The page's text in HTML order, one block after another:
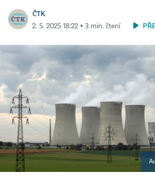
ČTK
2. 5. 2025 18:22 ▪ 3 min. čtení